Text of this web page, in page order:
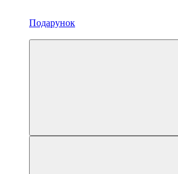
Подарунок